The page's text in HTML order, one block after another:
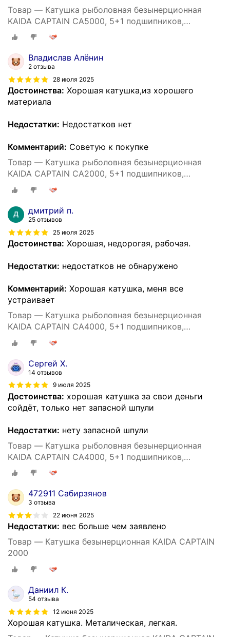
Товар — Катушка рыболовная безынерционная
KAIDA CAPTAIN CA5000, 5+1 подшипников,
спиннинговая, фидерная, донная
Владислав Алёнин
2 отзыва
28 июля 2025
Достоинства: Хорошая катушка,из хорошего
материала
Недостатки: Недостатков нет
Комментарий: Советую к покупке
Товар — Катушка рыболовная безынерционная
KAIDA CAPTAIN CA2000, 5+1 подшипников,
спиннинговая, фидерная, донная
дмитрий п.
25 отзывов
25 июля 2025
Достоинства: Хорошая, недорогая, рабочая.
Недостатки: недостатков не обнаружено
Комментарий: Хорошая катушка, меня все
устраивает
Товар — Катушка рыболовная безынерционная
KAIDA CAPTAIN CA4000, 5+1 подшипников,
спиннинговая, фидерная, донная
Сергей Х.
14 отзывов
9 июля 2025
Достоинства: хорошая катушка за свои деньги
сойдёт, только нет запасной шпули
Недостатки: нету запасной шпули
Товар — Катушка рыболовная безынерционная
KAIDA CAPTAIN CA4000, 5+1 подшипников,
спиннинговая, фидерная, донная
472911 Сабирзянов
3 отзыва
22 июня 2025
Недостатки: вес больше чем заявлено
Товар — Катушка безынерционная KAIDA CAPTAIN
2000
Даниил К.
54 отзыва
12 июня 2025
Хорошая катушка. Металическая, легкая.